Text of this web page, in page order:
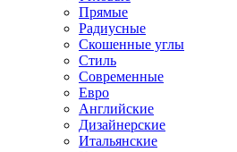
Прямые
Радиусные
Скошенные углы
Стиль
Современные
Евро
Английские
Дизайнерские
Итальянские